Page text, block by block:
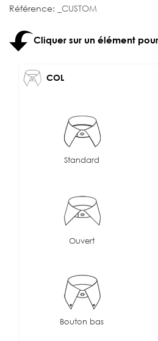
Référence: _CUSTOM
Cliquer sur un élément
COL
Standard
Ouvert
Bouton bas